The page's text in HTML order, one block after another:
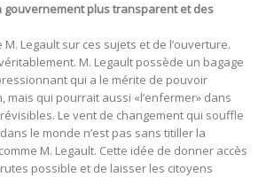
gouvernement plus transparent et des
M. Legault sur ces sujets et de l’ouverture.
véritablement. M. Legault possède un bagage
qui a le mérite de pouvoir
mais qui pourrait aussi «l’enfermer» dans
Le vent de changement qui souffle
le monde n’est pas sans titiller la
M. Legault. Cette idée de donner accès
possible et de laisser les citoyens